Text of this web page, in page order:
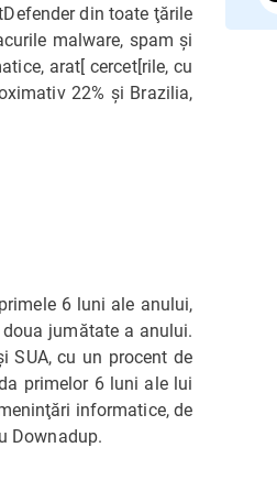
din toate ţările
malware, spam şi
arat[ cercet[rile, cu
22% şi Brazilia,
6 luni ale anului,
jumătate a anului.
SUA, cu un procent de
primelor 6 luni ale lui
informatice, de
Downadup.